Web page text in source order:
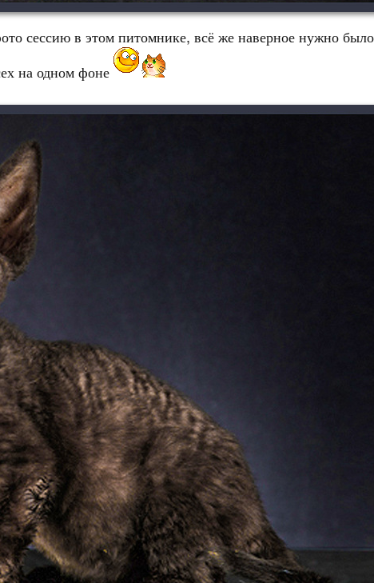
сессию в этом питомнике, всё же наверное нужно
на одном фоне